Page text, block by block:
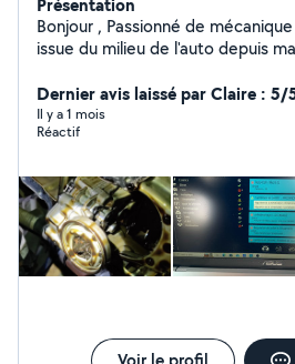
Bonjour , Passionné de mécanique depuis toujours ,
issue du milieu de l'auto depuis
la remise en état de vos véhicules quel qu'ils soient.
Dans l'attente de lire vos besoins ,
Dernier avis laissé par Claire : 5/
Il y a 1 mois
Réactif